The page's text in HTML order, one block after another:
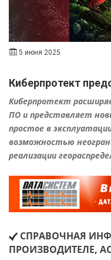
5 июня 2025
Киберпротект
Киберпротект
ПО и представляет
простое в
возможностью
реализации
СПРАВОЧНАЯ
ПРОИЗВОДИТЕЛЕ,